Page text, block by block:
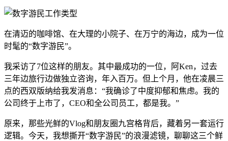
在清迈的咖啡馆、在大理的小院子、在万宁的海边，成为一位
时髦的“数字游民”。
我采访了7位这样的朋友。其中最成功的一位，阿Ken，过去
三年边旅行边做独立咨询，年入百万。但上个月，他在凌晨三
点的西双版纳给我发消息：“我确诊了中度抑郁和焦虑。我的
公司终于上市了，CEO和全公司员工，都是我。”
原来，那些光鲜的Vlog和朋友圈九宫格背后，藏着另一套运行
逻辑。今天，我想撕开“数字游民”的浪漫滤镜，聊聊这三个鲜